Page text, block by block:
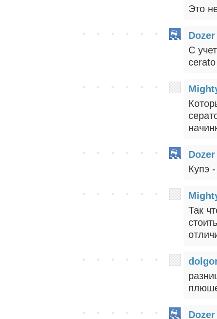
Это
Dozer
C
cerato
Dozer
Купэ
Так
Dozer